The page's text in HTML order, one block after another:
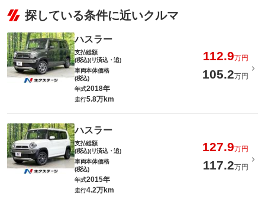
探している条件に近いクルマ
ハスラー
支払総額
(税込)(リ済込・追)
112.9万円
車両本体価格
(税込)
105.2万円
年式2018年
走行5.8万km
ハスラー
支払総額
(税込)(リ済込・追)
127.9万円
車両本体価格
(税込)
117.2万円
年式2015年
走行4.2万km